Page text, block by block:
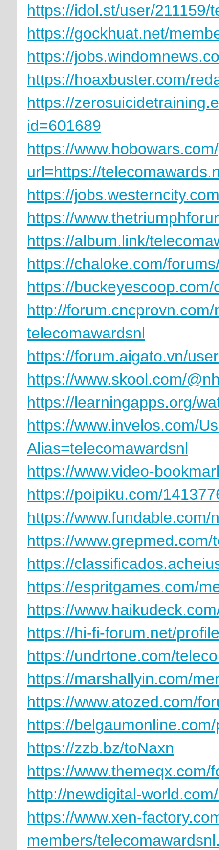
https://idol.st/user/211159/
https://gockhuat.net/
https://
https://hoaxbuster.com/
https://
id=601689
https://
url=https://
https://
https://
https://album.link/
https://chaloke.com/
https://
http://
telecomawardsnl
https://forum.aigato.vn/
https://www.skool.com/
https://learningapps.org/
https://www.invelos.com/
Alias=telecomawardsnl
https://www.video-
https://poipiku.com/
https://www.fundable.com/
https://
https://
https://espritgames.com/
https://
https://hi-fi-forum.net/
https://undrtone.com/
https://marshallyin.com/
https://www.atozed.com/
https://
https://zzb.bz/toNaxn
https://
http://newdigital-
https://www.xen-
members/